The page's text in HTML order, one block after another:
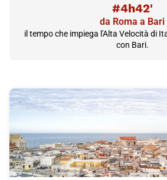
#4h42'
da Roma a Bari
il tempo che impiega l'Alta Velocità di
con Bari.